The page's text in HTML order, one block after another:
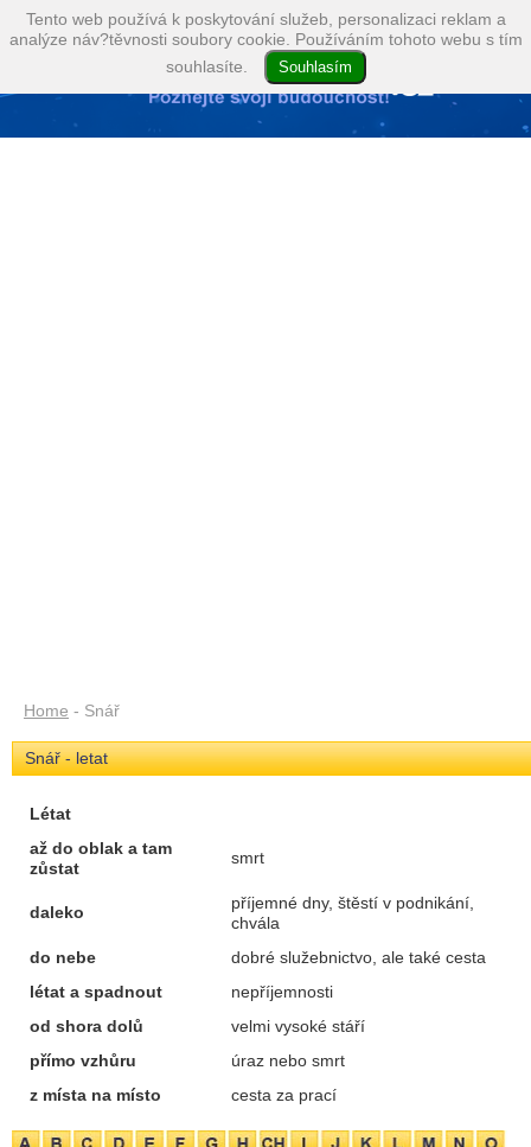
Home - Snář
Snář - letat
Létat
až do oblak a tam
zůstat
smrt
daleko
příjemné dny, štěstí v podnikání,
chvála
do nebe
dobré služebnictvo, ale také cesta
létat a spadnout
nepříjemnosti
od shora dolů
velmi vysoké stáří
přímo vzhůru
úraz nebo smrt
z místa na místo
cesta za prací
Tento web používá k poskytování služeb, personalizaci reklam a
analýze náv?těvnosti soubory cookie. Používáním tohoto webu s tím
souhlasíte.